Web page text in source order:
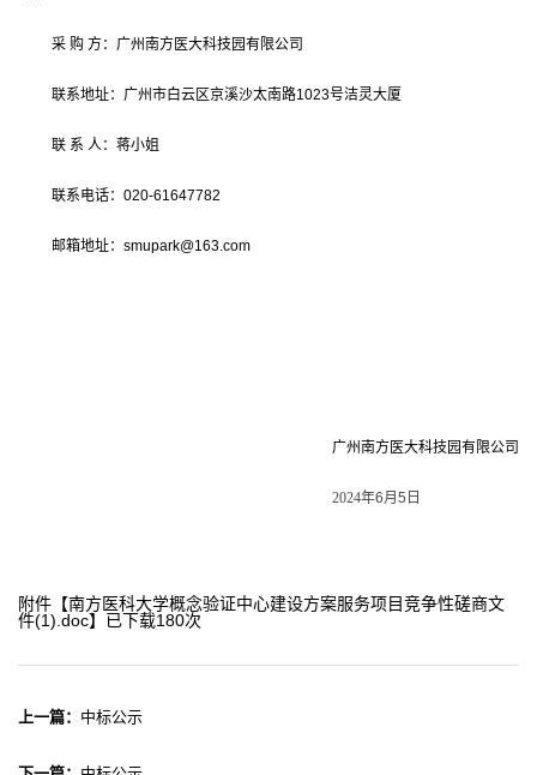
采 购 方：广州南方医大科技园有限公司
联系地址：广州市白云区京溪沙太南路1023号洁灵大厦
联 系 人：蒋小姐
联系电话： 020-61647782
邮箱地址： smupark@163.com
广州南方医大科技园有限公司
2024年6月 5 日
附件【南方医科大学概念验证中心建设方案服务项目竞争性磋商文
件(1).doc】已下载180次
上一篇： 中标公示